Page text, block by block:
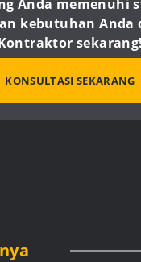
Anda memenuhi
kebutuhan Anda
sekarang!
KONSULTASI SEKARANG